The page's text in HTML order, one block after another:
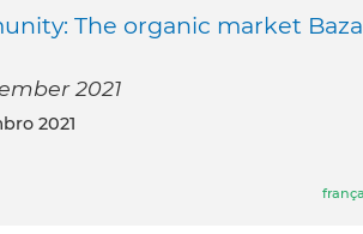
The organic market
2021
2021